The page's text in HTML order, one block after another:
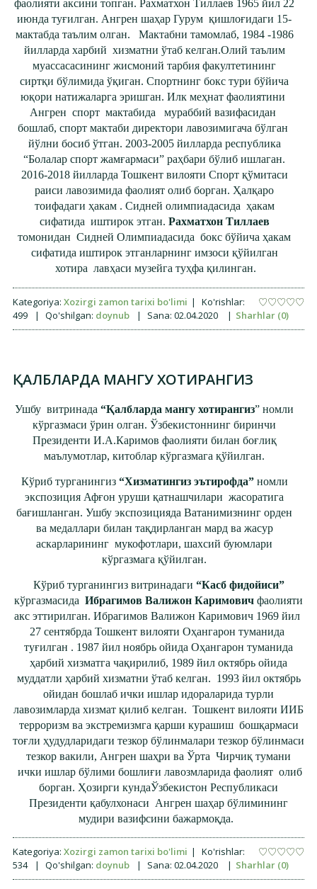
фаолияти аксини топган. Рахматхон Тиллаев 1965 йил 22
июнда туғилган. Ангрен шаҳар Гурум қишлоғидаги 15-
мактабда таълим олган. Мактабни тамомлаб, 1984 -1986
йилларда харбий хизматни ўтаб келган.Олий таълим
муассасасининг жисмоний тарбия факултетининг
сиртқи бўлимида ўқиган. Спортнинг бокс тури бўйича
юқори натижаларга эришган. Илк меҳнат фаолиятини
Ангрен спорт мактабида мураббий вазифасидан
бошлаб, спорт мактаби директори лавозимигача бўлган
йўлни босиб ўтган. 2003-2005 йилларда республика
“Болалар спорт жамғармаси” раҳбари бўлиб ишлаган.
2016-2018 йилларда Тошкент вилояти Спорт қўмитаси
раиси лавозимида фаолият олиб борган. Ҳалқаро
тоифадаги ҳакам . Сидней олимпиадасида ҳакам
сифатида иштирок этган. Рахматхон Тиллаев
томонидан Сидней Олимпиадасида бокс бўйича ҳакам
сифатида иштирок этганларнинг имзоси қўйилган
хотира лавҳаси музейга туҳфа қилинган.
Kategoriya: Xozirgi zamon tarixi bo'limi |
Ko'rishlar:
499
| Qo'shilgan: doynub | Sana: 02.04.2020 | Sharhlar (0)
ҚАЛБЛАРДА МАНГУ ХОТИРАНГИЗ
Ушбу витринада “Қалбларда мангу хотирангиз” номли
кўргазмаси ўрин олган. Ўзбекистоннинг биринчи
Президенти И.А.Каримов фаолияти билан боғлиқ
маълумотлар, китоблар кўргазмага қўйилган.
Кўриб турганингиз“Хизматингиз эътирофда” номли
экспозиция Афғон уруши қатнашчилари жасоратига
бағишланган. Ушбу экспозицияда Ватанимизнинг орден
ва медаллари билан тақдирланган мард ва жасур
аскарларининг мукофотлари, шахсий буюмлари
кўргазмага қўйилган.
Кўриб турганингиз витринадаги “Касб фидойиси”
кўргазмасида Ибрагимов Валижон Каримович фаолияти
акс эттирилган. Ибрагимов Валижон Каримович 1969 йил
27 сентябрда Тошкент вилояти Оҳангарон туманида
туғилган . 1987 йил ноябрь ойида Оҳангарон туманида
ҳарбий хизматга чақирилиб, 1989 йил октябрь ойида
муддатли ҳарбий хизматни ўтаб келган. 1993 йил октябрь
ойидан бошлаб ички ишлар идораларида турли
лавозимларда хизмат қилиб келган. Тошкент вилояти ИИБ
терроризм ва экстремизмга қарши курашиш бошқармаси
тоғли ҳудудларидаги тезкор бўлинмалари тезкор бўлинмаси
тезкор вакили, Ангрен шаҳри ва Ўрта Чирчиқ тумани
ички ишлар бўлими бошлиғи лавозмларида фаолият олиб
борган. Ҳозирги кундаЎзбекистон Республикаси
Президенти қабулхонаси Ангрен шаҳар бўлимининг
мудири вазифсини бажармоқда.
Kategoriya: Xozirgi zamon tarixi bo'limi |
Ko'rishlar:
534
| Qo'shilgan: doynub | Sana: 02.04.2020 | Sharhlar (0)